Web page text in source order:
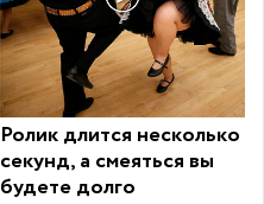
Ролик длится несколько
секунд, а смеяться вы
будете долго